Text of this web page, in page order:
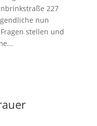
227
nun
stellen und